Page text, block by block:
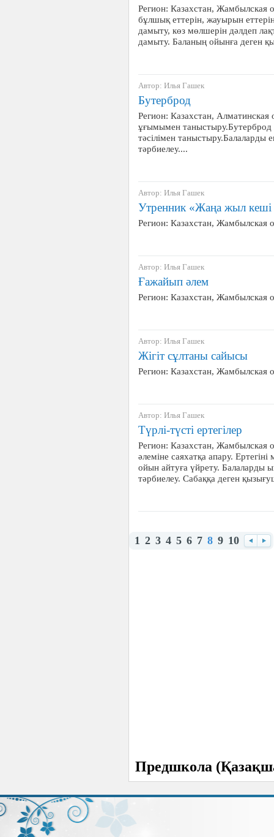
Регион: Казахстан, Жамбылская
бұлшық еттерін, жауырын
дамыту, көз мөлшерін дәлдеп
дамыту. Баланың ойынға деген
Автор: Илья Гашек
Бутерброд
Регион: Казахстан,
ұғымымен таныстыру.Бутерброд
тәсілімен таныстыру.Балаларды
тәрбиелеу....
Автор: Илья Гашек
Утренник «Жаңа жыл кешi
Регион: Казахстан, Жамбылская
Автор: Илья Гашек
Ғажайып әлем
Регион: Казахстан, Жамбылская
Автор: Илья Гашек
Жігіт сұлтаны сайысы
Регион: Казахстан, Жамбылская
Автор: Илья Гашек
Түрлі-түсті ертегілер
Регион: Казахстан, Жамбылская
әлеміне саяхатқа апару.
ойын айтуға үйрету. Балаларды
тәрбиелеу. Сабаққа деген
1 2 3 4 5 6 7 8 9 10
Предшкола